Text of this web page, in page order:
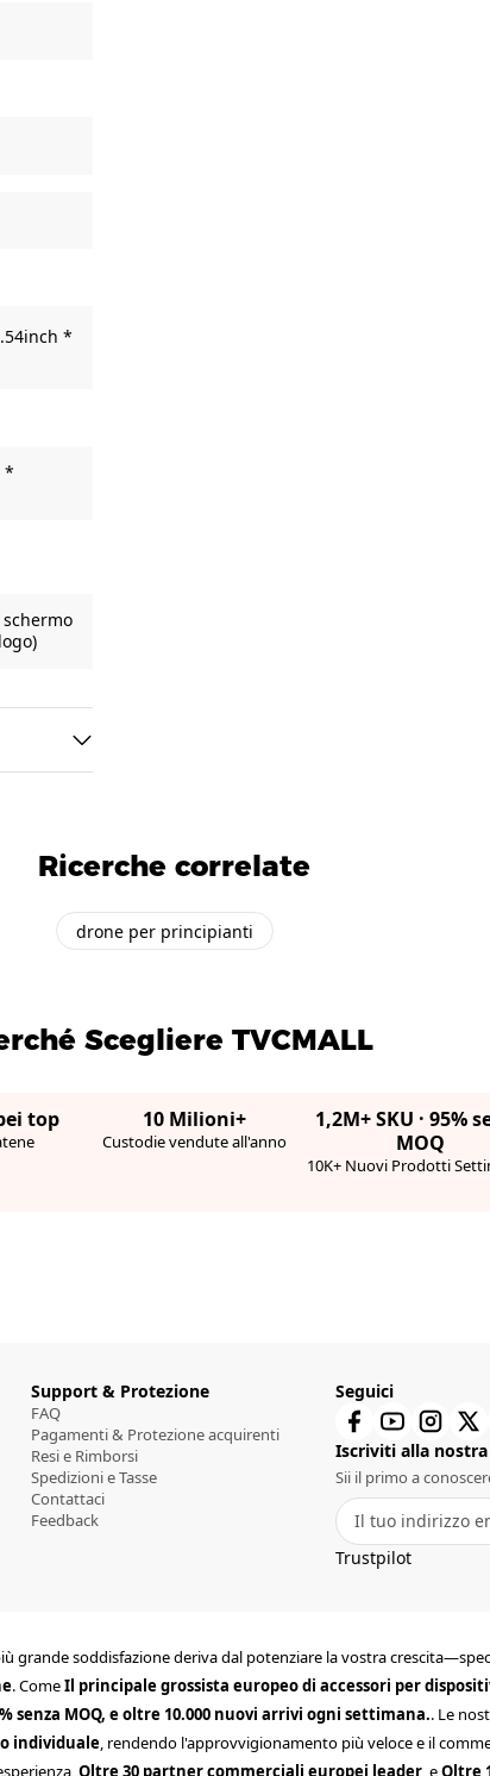
*
*
Ricerche correlate
drone per principianti
Scegliere TVCMALL
top 10 Milioni+
Custodie vendute all'anno
1,2M+ SKU · 95%
MOQ
10K+ Nuovi Prodotti
Support & Protezione
FAQ
Pagamenti & Protezione acquirenti
Resi e Rimborsi
Spedizioni e Tasse
Contattaci
Feedback
Seguici
Iscriviti alla
Sii il primo a
Trustpilot
grande soddisfazione deriva dal potenziare la vostra
. ComeIl principale grossista europeo di accessori per
MOQ, e oltre 10.000 nuovi arrivi ogni settimana.. Le
individuale, rendendo l'approvvigionamento più veloce e il
Oltre 30 partner commerciali europei leader , eOltre